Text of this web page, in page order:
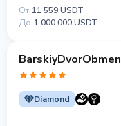
От 11 559 USDT
До 1 000 000 USDT
BarskiyDvorObmen
Diamond